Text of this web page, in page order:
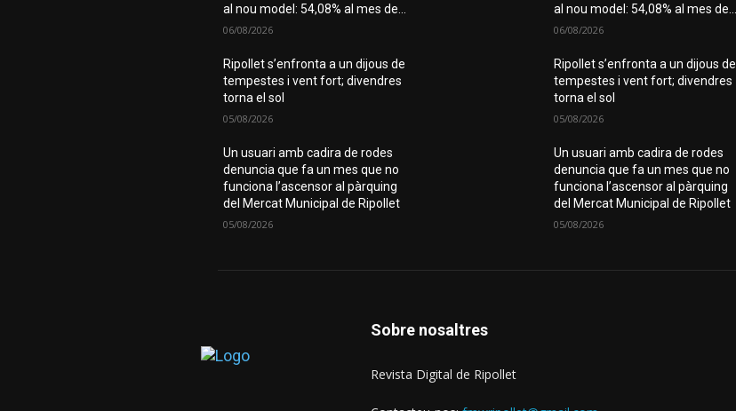
al nou model: 54,08% al mes de...
06/08/2026
Ripollet s’enfronta a un dijous de
tempestes i vent fort; divendres
torna el sol
05/08/2026
Un usuari amb cadira de rodes
denuncia que fa un mes que no
funciona l’ascensor al pàrquing
del Mercat Municipal de Ripollet
05/08/2026
al nou model: 54,08% al mes de...
06/08/2026
Ripollet s’enfronta a un dijous de
tempestes i vent fort; divendres
torna el sol
05/08/2026
Un usuari amb cadira de rodes
denuncia que fa un mes que no
funciona l’ascensor al pàrquing
del Mercat Municipal de Ripollet
05/08/2026
Sobre nosaltres
Revista Digital de Ripollet